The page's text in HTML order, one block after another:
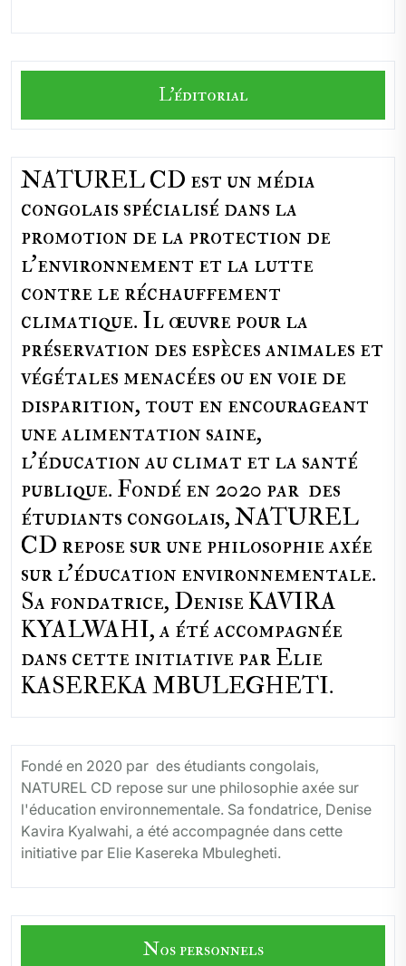
L'éditorial
NATUREL CD est un média
congolais spécialisé dans la
promotion de la protection de
l’environnement et la lutte
contre le réchauffement
climatique. Il œuvre pour la
préservation des espèces animales et
végétales menacées ou en voie de
disparition, tout en encourageant
une alimentation saine,
l'éducation au climat et la santé
publique. Fondé en 2020 par des
étudiants congolais, NATUREL
CD repose sur une philosophie axée
sur l'éducation environnementale.
Sa fondatrice, Denise KAVIRA
KYALWAHI, a été accompagnée
dans cette initiative par Elie
KASEREKA MBULEGHETI.
Fondé en 2020 par des étudiants congolais,
NATUREL CD repose sur une philosophie axée sur
l'éducation environnementale. Sa fondatrice, Denise
Kavira Kyalwahi, a été accompagnée dans cette
initiative par Elie Kasereka Mbulegheti.
Nos personnels